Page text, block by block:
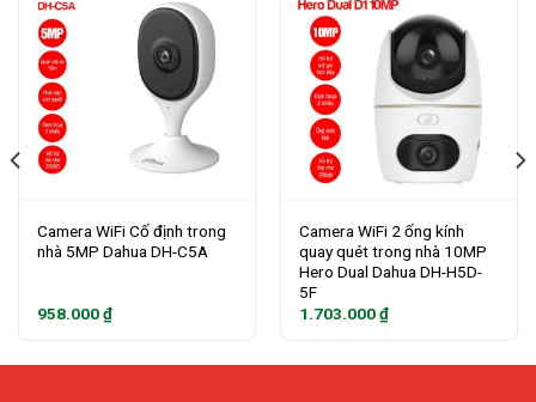
Camera WiFi Cố định trong
nhà 5MP Dahua DH-C5A
958.000₫
Camera WiFi 2 ống kính
quay quét trong nhà 10MP
Hero Dual Dahua DH-H5D-
5F
1.703.000₫